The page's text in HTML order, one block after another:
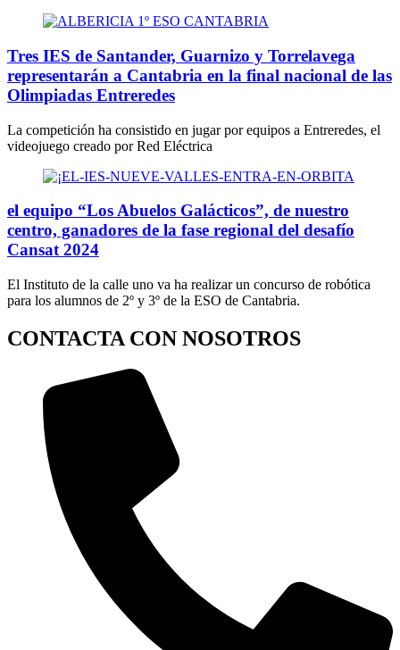
Tres IES de Santander, Guarnizo y Torrelavega
representarán a Cantabria en la final nacional de las
Olimpiadas Entreredes
La competición ha consistido en jugar por equipos a Entreredes, el
videojuego creado por Red Eléctrica
el equipo “Los Abuelos Galácticos”, de nuestro
centro, ganadores de la fase regional del desafío
Cansat 2024
El Instituto de la calle uno va ha realizar un concurso de robótica
para los alumnos de 2º y 3º de la ESO de Cantabria.
CONTACTA CON NOSOTROS